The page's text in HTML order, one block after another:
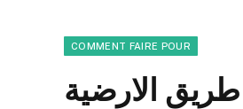
COMMENT FAIRE POUR
الارضية